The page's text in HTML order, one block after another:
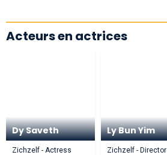
Acteurs en actrices
Dy Saveth
Zichzelf - Actress
Ly Bun Yim
Zichzelf - Director